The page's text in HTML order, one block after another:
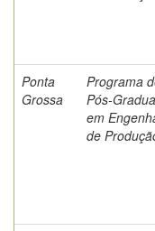
Ponta
Grossa
Programa
Pós-
em
de